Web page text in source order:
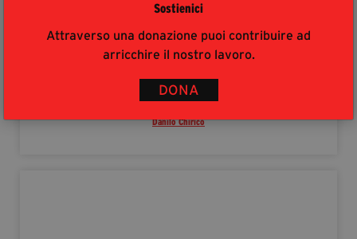
Sostienici
Attraverso una donazione puoi contribuire ad
arricchire il nostro lavoro.
DONA
Danilo Chirico